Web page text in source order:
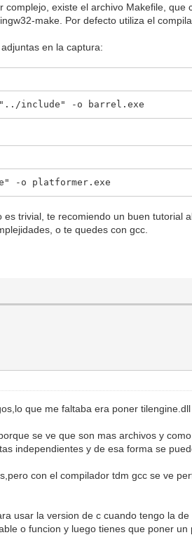
existe el archivo Makefile,
make. Por defecto utiliza el
en la captura:
include" -o barrel.exe
-o platformer.exe
trivial, te recomiendo un buen
o te quedes con gcc.
que me faltaba era poner
se ve que son mas archivos y
independientes y de esa forma se
con el compilador tdm gcc se ve
usar la version de c cuando tengo la
o funcion y luego tienes que poner